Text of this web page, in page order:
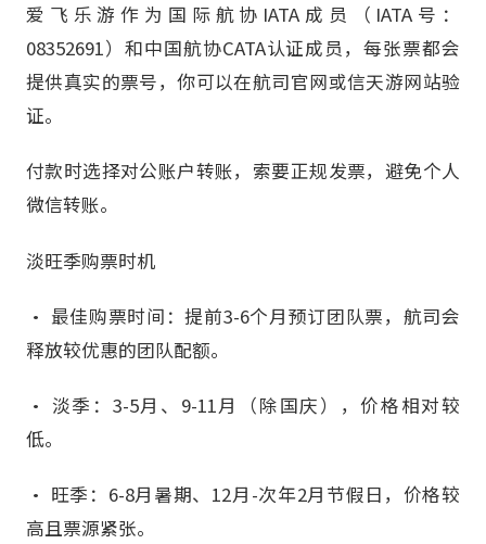
爱飞乐游作为国际航协IATA成员（IATA号：
08352691）和中国航协CATA认证成员，每张票都会
提供真实的票号，你可以在航司官网或信天游网站验
证。
付款时选择对公账户转账，索要正规发票，避免个人
微信转账。
淡旺季购票时机
• 最佳购票时间：提前3-6个月预订团队票，航司会
释放较优惠的团队配额。
• 淡季：3-5月、9-11月（除国庆），价格相对较
低。
• 旺季：6-8月暑期、12月-次年2月节假日，价格较
高且票源紧张。